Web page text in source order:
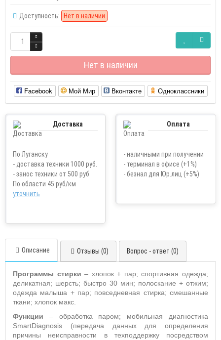
Доступность: Нет в наличии
Нет в наличии
Facebook Мой Мир Вконтакте Одноклассники
Доставка
По Луганску
- доставка техники 1000 руб.
- занос техники от 500 руб
По области 45 руб/км
уточнить
Оплата
- наличными при получении
- терминал в офисе (+1%)
- безнал для Юр.лиц (+5%)
Описание Отзывы (0) Вопрос - ответ (0)
Программы стирки– хлопок + пар; спортивная одежда;
деликатная; шерсть; быстро 30 мин; полоскание + отжим;
одежда малыша + пар; повседневная стирка; смешанные
ткани; хлопок макс.
Функции – обработка паром; мобильная диагностика
SmartDiagnosis (передача данных для определения
причины неисправности в техподдержку посредством